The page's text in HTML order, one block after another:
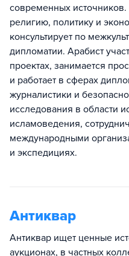
современных источников.
религию, политику и
консультирует по
дипломатии. Арабист
проектах, занимается
и работает в сферах
журналистики и
исследования в области
исламоведения,
международными
и экспедициях.
Антиквар
Антиквар ищет ценные
аукционах, в частных